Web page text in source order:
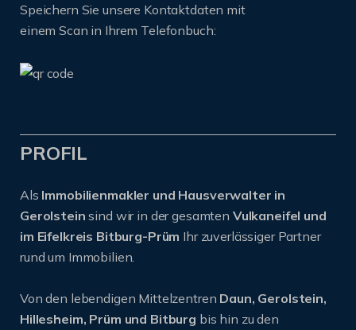
Speichern Sie unsere Kontaktdaten mit
einem Scan in Ihrem Telefonbuch:
PROFIL
Als Immobilienmakler und Hausverwalter in
Gerolsteinsind wir in der gesamten Vulkaneifel und
im Eifelkreis Bitburg-Prüm Ihr zuverlässiger Partner
rund um Immobilien.
Von den lebendigen Mittelzentren Daun, Gerolstein,
Hillesheim, Prüm und Bitburg bis hin zu den